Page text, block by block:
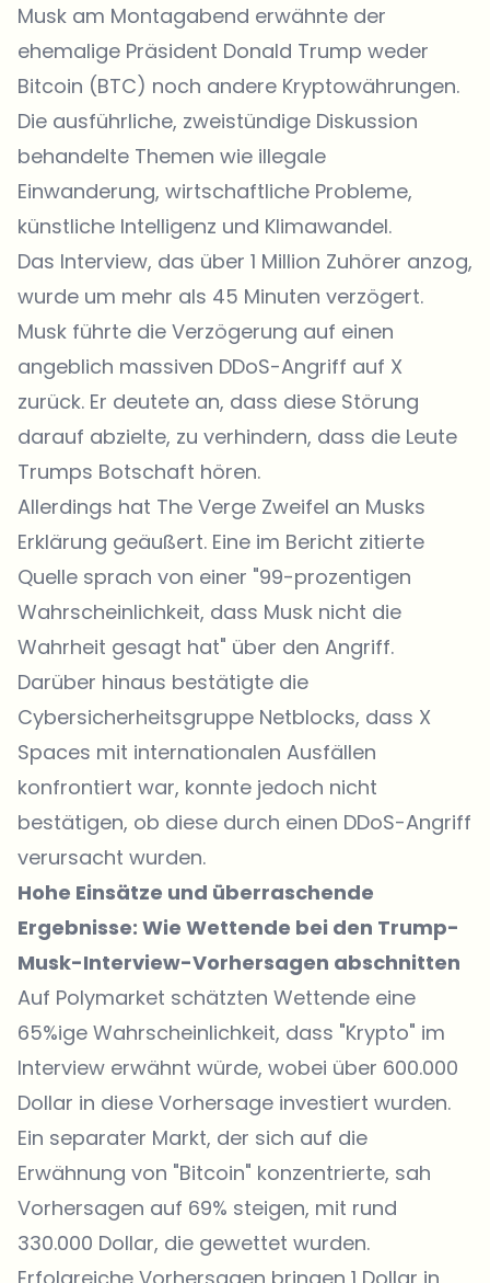
Musk am Montagabend erwähnte der
ehemalige Präsident Donald Trump weder
Bitcoin (BTC) noch andere Kryptowährungen.
Die ausführliche, zweistündige Diskussion
behandelte Themen wie illegale
Einwanderung, wirtschaftliche Probleme,
künstliche Intelligenz und Klimawandel.
Das Interview, das über 1 Million Zuhörer anzog,
wurde um mehr als 45 Minuten verzögert.
Musk führte die Verzögerung auf einen
angeblich massiven DDoS-Angriff auf X
zurück. Er deutete an, dass diese Störung
darauf abzielte, zu verhindern, dass die Leute
Trumps Botschaft hören.
Allerdings hat The Verge Zweifel an Musks
Erklärung geäußert. Eine im Bericht zitierte
Quelle sprach von einer "99-prozentigen
Wahrscheinlichkeit, dass Musk nicht die
Wahrheit gesagt hat" über den Angriff.
Darüber hinaus bestätigte die
Cybersicherheitsgruppe Netblocks, dass X
Spaces mit internationalen Ausfällen
konfrontiert war, konnte jedoch nicht
bestätigen, ob diese durch einen DDoS-Angriff
verursacht wurden.
Hohe Einsätze und überraschende
Ergebnisse: Wie Wettende bei den Trump-
Musk-Interview-Vorhersagen abschnitten
Auf Polymarket schätzten Wettende eine
65%ige Wahrscheinlichkeit, dass "Krypto" im
Interview erwähnt würde, wobei über 600.000
Dollar in diese Vorhersage investiert wurden.
Ein separater Markt, der sich auf die
Erwähnung von "Bitcoin" konzentrierte, sah
Vorhersagen auf 69% steigen, mit rund
330.000 Dollar, die gewettet wurden.